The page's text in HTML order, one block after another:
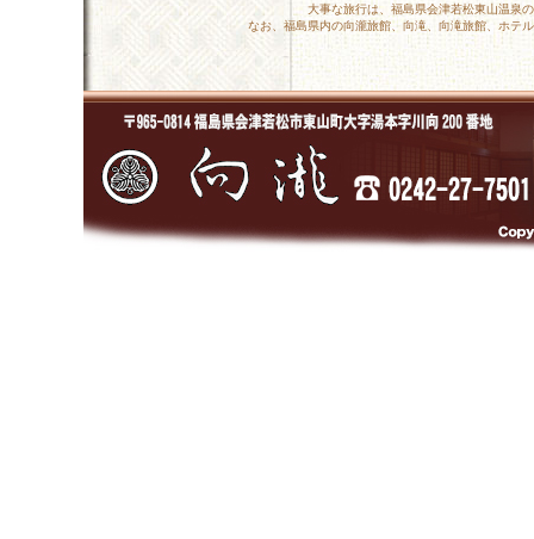
大事な旅行は、福島県会津若松東山温泉
なお、福島県内の向瀧旅館、向滝、向滝旅館、ホテ